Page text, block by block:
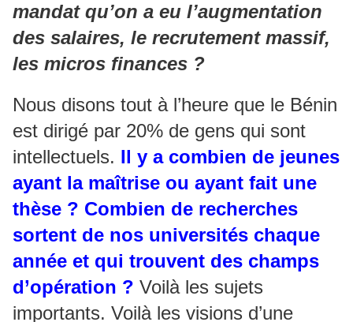
mandat qu’on a eu l’augmentation
des salaires, le recrutement massif,
les micros finances ?
Nous disons tout à l’heure que le Bénin
est dirigé par 20% de gens qui sont
intellectuels. Il y a combien de jeunes
ayant la maîtrise ou ayant fait une
thèse ? Combien de recherches
sortent de nos universités chaque
année et qui trouvent des champs
d’opération ? Voilà les sujets
importants. Voilà les visions d’une